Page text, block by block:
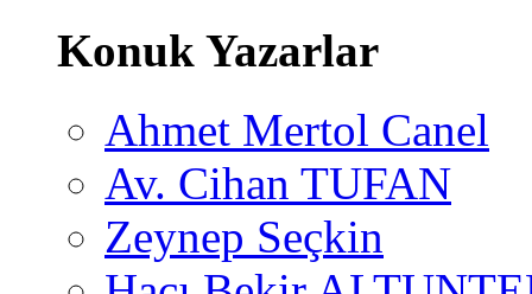
Konuk Yazarlar
Ahmet Mertol Canel
Av. Cihan TUFAN
Zeynep Seçkin